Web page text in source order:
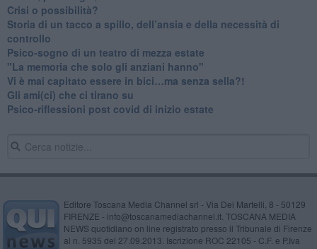
​Crisi o possibilità?
​Storia di un tacco a spillo, dell’ansia e della necessità di
controllo
​Psico-sogno di un teatro di mezza estate
"La memoria che solo gli anziani hanno"
​Vi è mai capitato essere in bici…ma senza sella?!
​Gli ami(ci) che ci tirano su
Psico-riflessioni post covid di inizio estate
Editore Toscana Media Channel srl - Via Dei Martelli, 8 - 50129
FIRENZE - info@toscanamediachannel.it. TOSCANA MEDIA
NEWS quotidiano on line registrato presso il Tribunale di Firenze
al n. 5935 del 27.09.2013. Iscrizione ROC 22105 - C.F. e P.Iva